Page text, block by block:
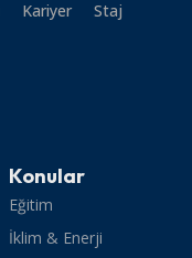
Kariyer
Staj
Konular
Eğitim
İklim & Enerji